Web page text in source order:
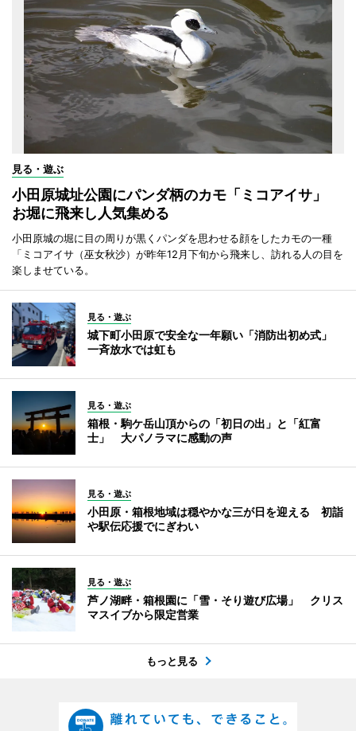
見る・遊ぶ
小田原城址公園にパンダ柄のカモ「ミコアイサ」
お堀に飛来し人気集める
小田原城の堀に目の周りが黒くパンダを思わせる顔をしたカモの一種
「ミコアイサ（巫女秋沙）が昨年12月下旬から飛来し、訪れる人の目を
楽しませている。
見る・遊ぶ
城下町小田原で安全な一年願い「消防出初め式」
一斉放水では虹も
見る・遊ぶ
箱根・駒ケ岳山頂からの「初日の出」と「紅富
士」 大パノラマに感動の声
見る・遊ぶ
小田原・箱根地域は穏やかな三が日を迎える 初詣
や駅伝応援でにぎわい
見る・遊ぶ
芦ノ湖畔・箱根園に「雪・そり遊び広場」 クリス
マスイブから限定営業
もっと見る